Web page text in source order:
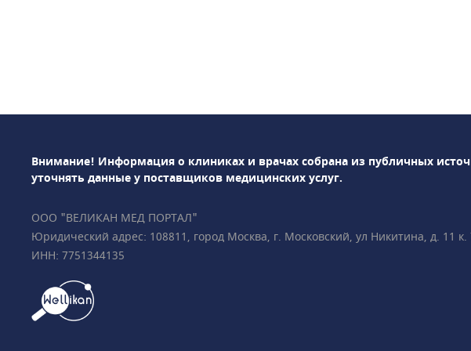
развития у плода• Ведение
(гинеколог, УЗ-диагностика, анализы), в
эндокринология• Репродуктология•
Внимание! Информация о клиниках и врачах собрана из публичных
уточнять данные у поставщиков медицинских услуг.
ООО "ВЕЛИКАН МЕД ПОРТАЛ"
Юридический адрес: 108811, город Москва, г. Московский, ул Никитина, д. 11 к.
ИНН: 7751344135